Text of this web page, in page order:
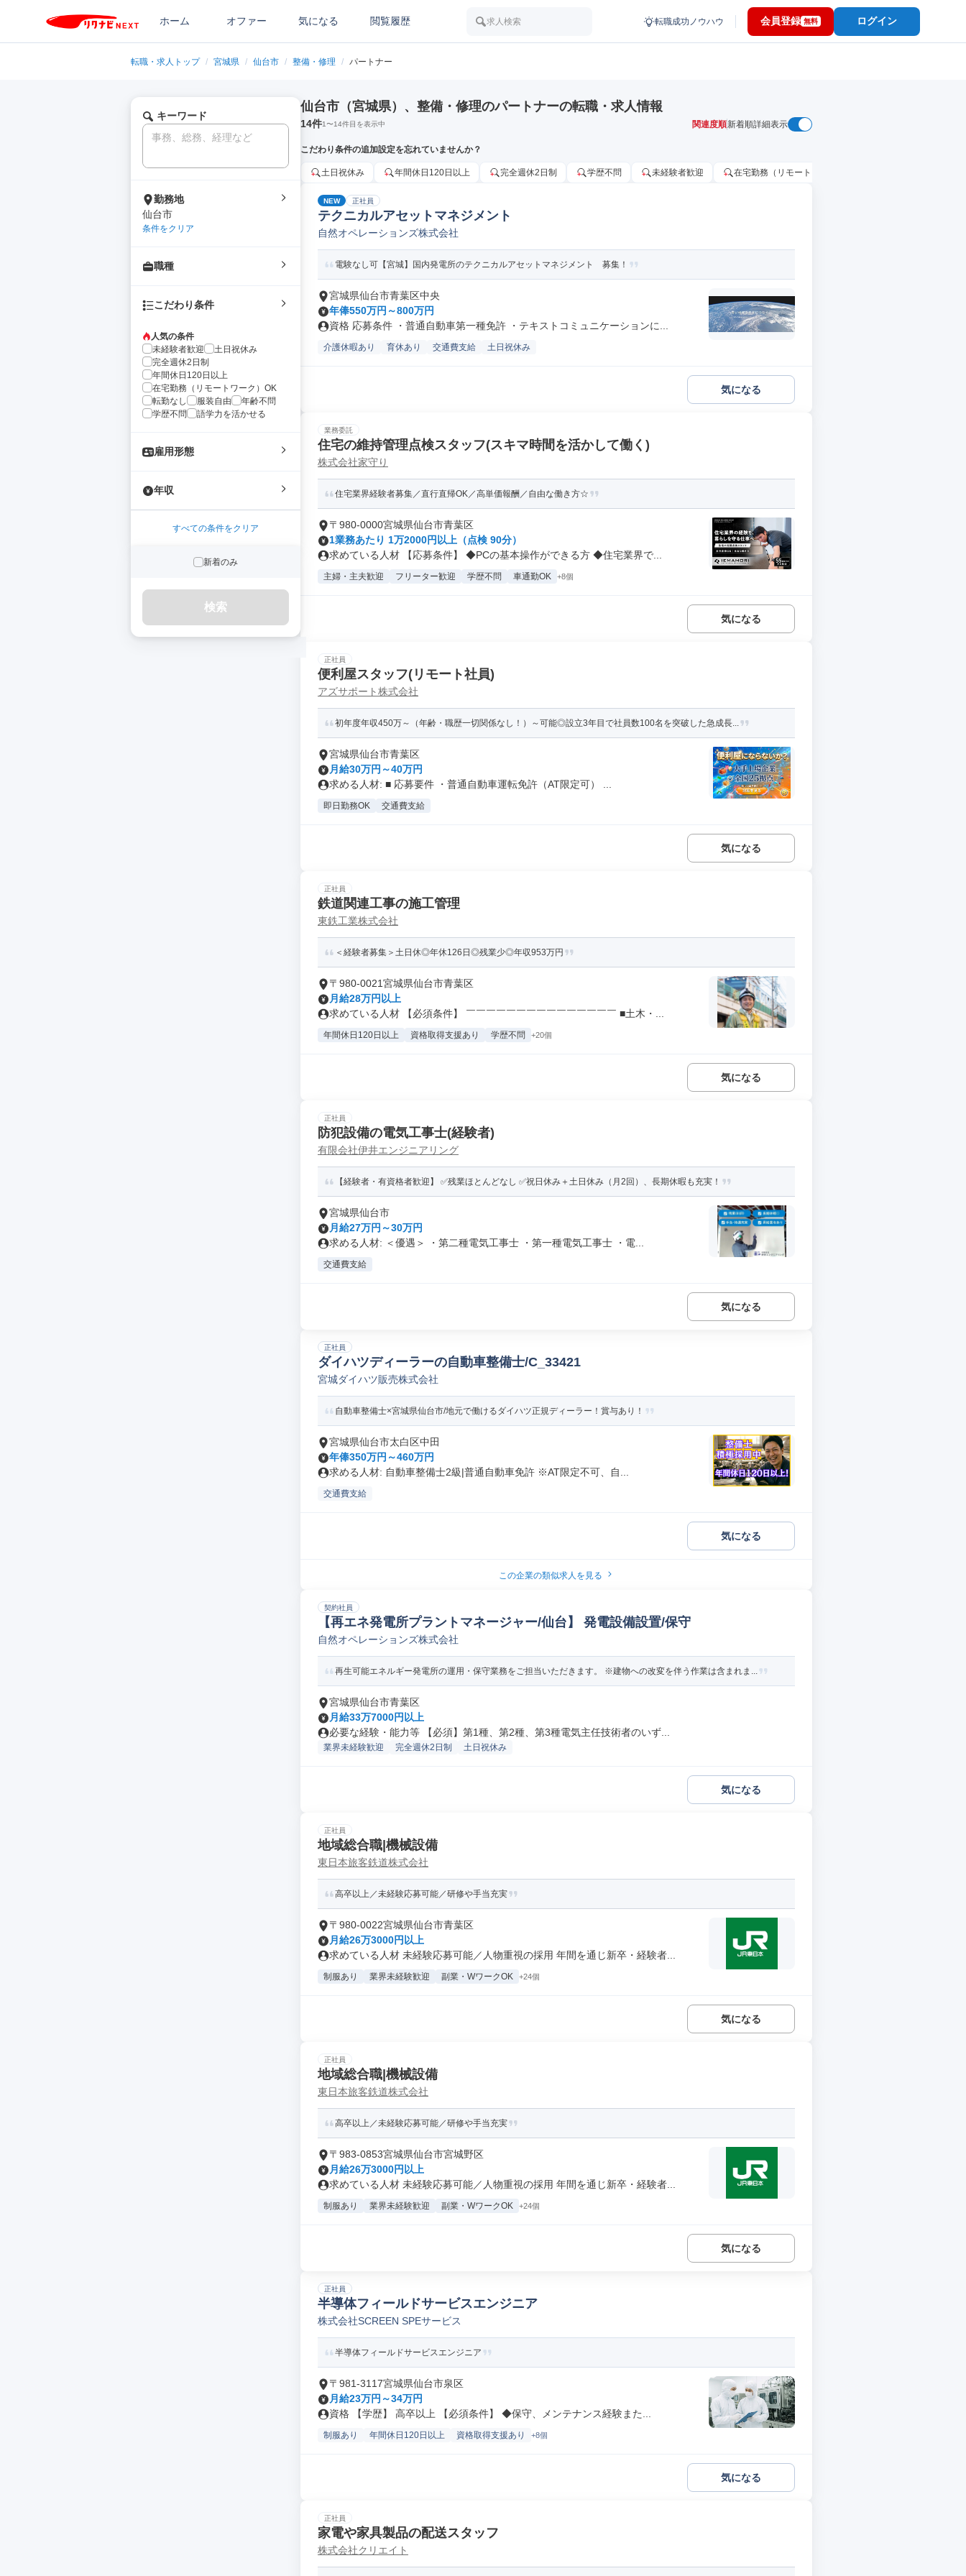
ホーム オファー 気になる 閲覧履歴 求人検索 転職成功ノウハウ 会員登録 無料 ログイン
転職・求人トップ / 宮城県 / 仙台市 / 整備・修理 / パートナー
キーワード
勤務地
仙台市
条件をクリア
職種
こだわり条件
人気の条件
未経験者歓迎
土日祝休み
完全週休2日制
年間休日120日以上
在宅勤務（リモートワーク）OK
転勤なし
服装自由
年齢不問
学歴不問
語学力を活かせる
雇用形態
年収
すべての条件をクリア
新着のみ
検索
仙台市（宮城県）、整備・修理のパートナーの転職・求人情報
14件1〜14件目を表示中 関連度順新着順詳細表示
こだわり条件の追加設定を忘れていませんか？
土日祝休み 年間休日120日以上 完全週休2日制 学歴不問 未経験者歓迎 在宅勤務（リモートワーク）OK
NEW 正社員
テクニカルアセットマネジメント
自然オペレーションズ株式会社
電験なし可【宮城】国内発電所のテクニカルアセットマネジメント 募集！
宮城県仙台市青葉区中央
年俸550万円～800万円
資格 応募条件 ・普通自動車第一種免許 ・テキストコミュニケーションに...
介護休暇あり 育休あり 交通費支給 土日祝休み
気になる
業務委託
住宅の維持管理点検スタッフ(スキマ時間を活かして働く)
株式会社家守り
住宅業界経験者募集／直行直帰OK／高単価報酬／自由な働き方☆
〒980-0000宮城県仙台市青葉区
1業務あたり 1万2000円以上（点検 90分）
求めている人材 【応募条件】 ◆PCの基本操作ができる方 ◆住宅業界で...
主婦・主夫歓迎 フリーター歓迎 学歴不問 車通勤OK +8個
気になる
正社員
便利屋スタッフ(リモート社員)
アズサポート株式会社
初年度年収450万～（年齢・職歴一切関係なし！）～可能◎設立3年目で社員数100名を突破した急成長...
宮城県仙台市青葉区
月給30万円～40万円
求める人材: ■ 応募要件 ・普通自動車運転免許（AT限定可） ...
即日勤務OK 交通費支給
気になる
正社員
鉄道関連工事の施工管理
東鉄工業株式会社
＜経験者募集＞土日休◎年休126日◎残業少◎年収953万円
〒980-0021宮城県仙台市青葉区
月給28万円以上
求めている人材 【必須条件】 ￣￣￣￣￣￣￣￣￣￣￣￣￣￣￣ ■土木・...
年間休日120日以上 資格取得支援あり 学歴不問 +20個
気になる
正社員
防犯設備の電気工事士(経験者)
有限会社伊井エンジニアリング
【経験者・有資格者歓迎】 ✅残業ほとんどなし ✅祝日休み＋土日休み（月2回）、長期休暇も充実！
宮城県仙台市
月給27万円～30万円
求める人材: ＜優遇＞ ・第二種電気工事士 ・第一種電気工事士 ・電...
交通費支給
気になる
正社員
ダイハツディーラーの自動車整備士/C_33421
宮城ダイハツ販売株式会社
自動車整備士×宮城県仙台市/地元で働けるダイハツ正規ディーラー！賞与あり！
宮城県仙台市太白区中田
年俸350万円～460万円
求める人材: 自動車整備士2級|普通自動車免許 ※AT限定不可、自...
交通費支給
気になる
この企業の類似求人を見る
契約社員
【再エネ発電所プラントマネージャー/仙台】 発電設備設置/保守
自然オペレーションズ株式会社
再生可能エネルギー発電所の運用・保守業務をご担当いただきます。 ※建物への改変を伴う作業は含まれま...
宮城県仙台市青葉区
月給33万7000円以上
必要な経験・能力等 【必須】第1種、第2種、第3種電気主任技術者のいず...
業界未経験歓迎 完全週休2日制 土日祝休み
気になる
正社員
地域総合職|機械設備
東日本旅客鉄道株式会社
高卒以上／未経験応募可能／研修や手当充実
〒980-0022宮城県仙台市青葉区
月給26万3000円以上
求めている人材 未経験応募可能／人物重視の採用 年間を通じ新卒・経験者...
制服あり 業界未経験歓迎 副業・WワークOK +24個
気になる
正社員
地域総合職|機械設備
東日本旅客鉄道株式会社
高卒以上／未経験応募可能／研修や手当充実
〒983-0853宮城県仙台市宮城野区
月給26万3000円以上
求めている人材 未経験応募可能／人物重視の採用 年間を通じ新卒・経験者...
制服あり 業界未経験歓迎 副業・WワークOK +24個
気になる
正社員
半導体フィールドサービスエンジニア
株式会社SCREEN SPEサービス
半導体フィールドサービスエンジニア
〒981-3117宮城県仙台市泉区
月給23万円～34万円
資格 【学歴】 高卒以上 【必須条件】 ◆保守、メンテナンス経験また...
制服あり 年間休日120日以上 資格取得支援あり +8個
気になる
正社員
家電や家具製品の配送スタッフ
株式会社クリエイト